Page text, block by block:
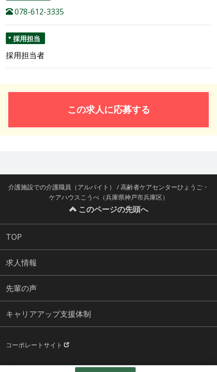
078-612-3335
採用担当
採用担当者
この求人に応募する
介護施設での介護職員（アルバイト） / 高齢者ケアセンターひょうご・
ケアハウスこうべ（兵庫県神戸市兵庫区）
このページの先頭へ
TOP
求人情報
先輩の声
キャリアアップ支援体制
コーポレートサイト
© KOBE FUKUSEIKAI. all right reserved.